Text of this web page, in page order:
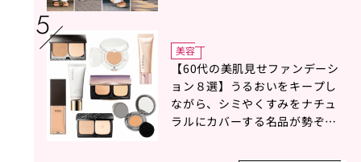
美容
【60代の美肌見せファンデーシ
ョン８選】うるおいをキープし
ながら、シミやくすみをナチュ
ラルにカバーする名品が勢ぞろ